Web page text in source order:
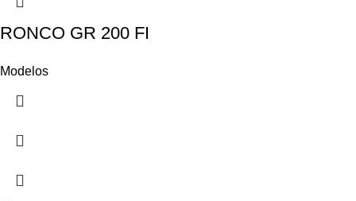
RONCO GR 200 FI
Modelos